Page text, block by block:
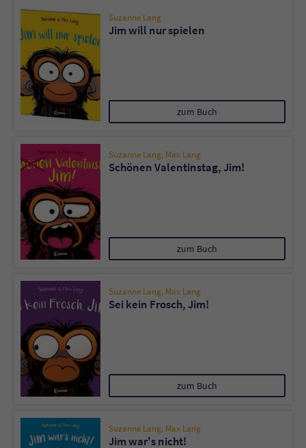
Suzanne Lang
Jim will nur spielen
zum Buch
Suzanne Lang, Max Lang
Schönen Valentinstag, Jim!
zum Buch
Suzanne Lang, Max Lang
Sei kein Frosch, Jim!
zum Buch
Suzanne Lang, Max Lang
Jim war's nicht!